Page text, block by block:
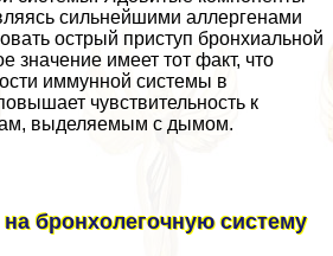
сильнейшими аллергенами
острый приступ бронхиальной
имеет тот факт, что
иммунной системы в
чувствительность к
выделяемым с дымом.
бронхолегочную систему